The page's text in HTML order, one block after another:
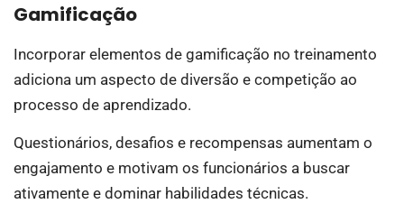
Gamificação
Incorporar elementos de gamificação no treinamento
adiciona um aspecto de diversão e competição ao
processo de aprendizado.
Questionários, desafios e recompensas aumentam o
engajamento e motivam os funcionários a buscar
ativamente e dominar habilidades técnicas.